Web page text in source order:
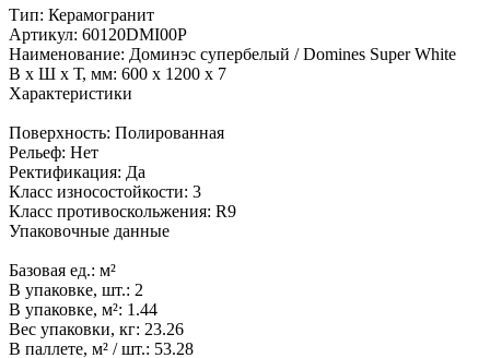
Тип: Керамогранит
Артикул: 60120DMI00P
Наименование: Доминэс супербелый / Domines Super White
В x Ш x Т, мм: 600 x 1200 x 7
Характеристики
Поверхность: Полированная
Рельеф: Нет
Ректификация: Да
Класс износостойкости: 3
Класс противоскольжения: R9
Упаковочные данные
Базовая ед.: м²
В упаковке, шт.: 2
В упаковке, м²: 1.44
Вес упаковки, кг: 23.26
В паллете, м² / шт.: 53.28